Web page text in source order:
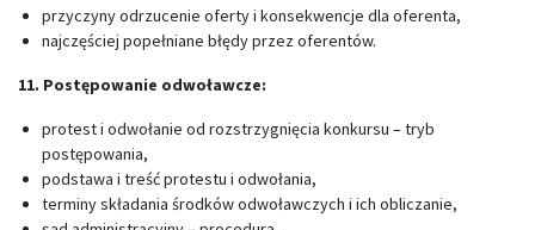
przyczyny odrzucenie oferty i konsekwencje dla oferenta,
najczęściej popełniane błędy przez oferentów.
11. Postępowanie odwoławcze:
protest i odwołanie od rozstrzygnięcia konkursu – tryb
postępowania,
podstawa i treść protestu i odwołania,
terminy składania środków odwoławczych i ich obliczanie,